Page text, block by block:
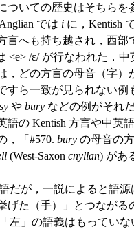
ついての歴史はそちら
では i に，Kentish
言へも持ち越され，西
<e> /ɛ/ が行なわれた．
，どの方言の母音（字
すら一致が見られない
や bury などの例がそれ
の Kentish 方言や中英
，「#570. bury の母音の
(West-Saxon cnyllan) があ
だが，一説によると語
げた（手）」とつながる
左」の語義はもってい